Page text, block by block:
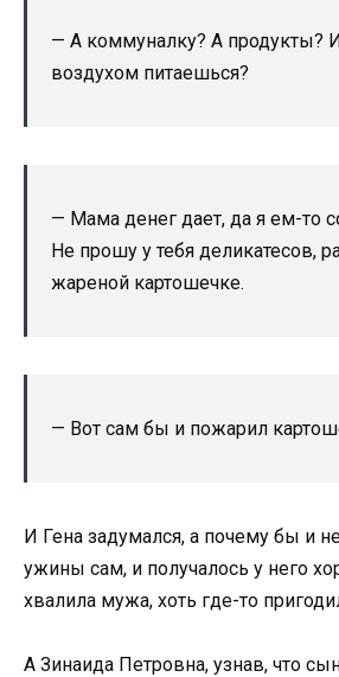
— А коммуналку? А продукты?
воздухом питаешься?
— Мама денег дает, да я ем-то
Не прошу у тебя деликатесов,
жареной картошечке.
— Вот сам бы и пожарил
И Гена задумался, а почему бы и
ужины сам, и получалось у него
хвалила мужа, хоть где-то
А Зинаида Петровна, узнав, что